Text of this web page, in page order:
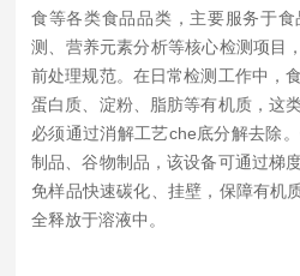
食等各类食品品类，主要服务于
测、营养元素分析等核心检测项目
前处理规范。在日常检测工作中，
蛋白质、淀粉、脂肪等有机质，这
必须通过消解工艺che底分解去除
制品、谷物制品，该设备可通过梯
免样品快速碳化、挂壁，保障有机
全释放于溶液中。